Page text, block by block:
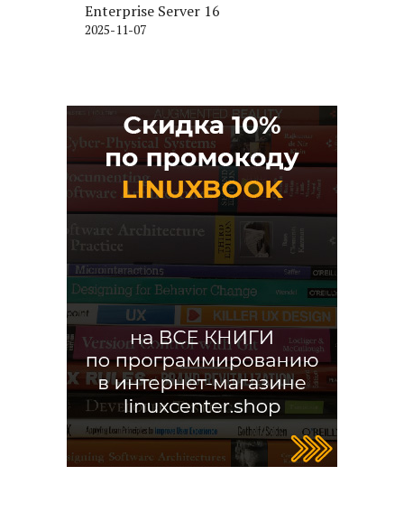
Enterprise Server 16
2025-11-07